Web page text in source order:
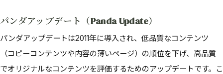
パンダアップデート（Panda Update）
パンダアップデートは2011年に導入され、低品質なコンテンツ
（コピーコンテンツや内容の薄いページ）の順位を下げ、高品質
でオリジナルなコンテンツを評価するためのアップデートです。こ